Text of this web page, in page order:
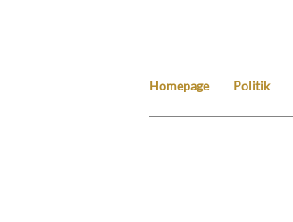
Homepage Politik